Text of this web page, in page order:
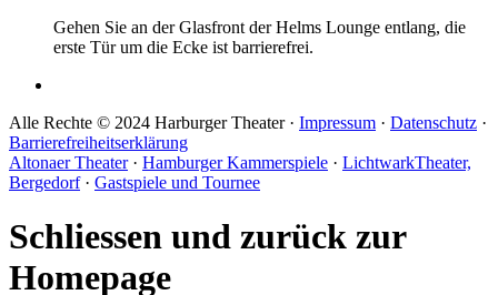
Gehen Sie an der Glasfront der Helms Lounge entlang, die
erste Tür um die Ecke ist barrierefrei.
Alle Rechte © 2024 Harburger Theater · Impressum · Datenschutz ·
Barrierefreiheitserklärung
Altonaer Theater· Hamburger Kammerspiele · LichtwarkTheater,
Bergedorf· Gastspiele und Tournee
Schliessen und zurück zur
Homepage